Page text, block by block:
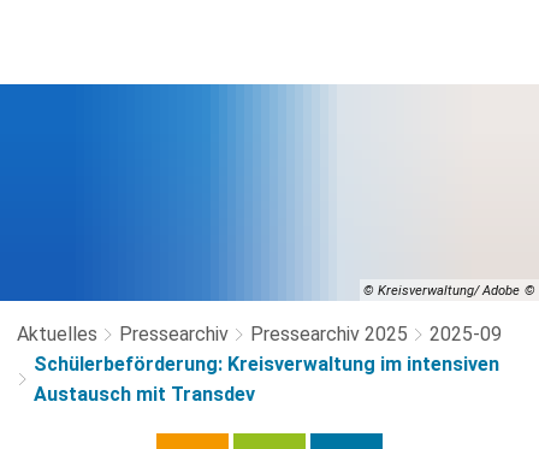
© Kreisverwaltung/ Adobe
Aktuelles Pressearchiv Pressearchiv 2025
2025-09
Schülerbeförderung: Kreisverwaltung im intensiven
Austausch mit Transdev